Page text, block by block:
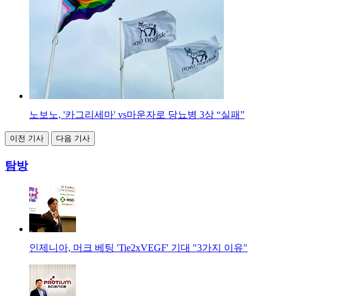
노보노, '카그리세마' vs마운자로 당뇨병 3상 “실패”
이전 기사 다음 기사
탐방
인제니아, 머크 베팅 'Tie2xVEGF' 기대 "3가지 이유"